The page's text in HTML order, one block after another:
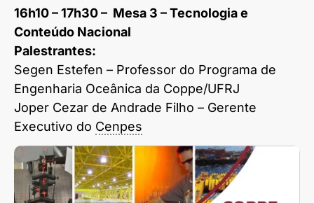
16h10 – 17h30 – Mesa 3 – Tecnologia e
Conteúdo Nacional
Palestrantes:
Segen Estefen – Professor do Programa de
Engenharia Oceânica da Coppe/UFRJ
Joper Cezar de Andrade Filho – Gerente
Executivo do Cenpes